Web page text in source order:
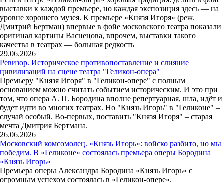
выставки к каждой премьере, но каждая экспозиция здесь — на
уровне хорошего музея. К премьере «Князя Игоря» (реж.
Дмитрий Бертман) впервые в фойе московского театра показали
оригинал картины Васнецова, впрочем, выставки такого
качества в театрах — большая редкость
29.06.2026
Ревизор. Историческое противопоставление и слияние
цивилизаций на сцене театра "Геликон-опера"
Премьеру "Князя Игоря" в "Геликон-опере" с полным
основанием можно считать событием историческим. И это при
том, что опера А. П. Бородина вполне репертуарная, шла, идёт и
будет идти во многих театрах. Но "Князь Игорь" в "Геликоне" –
случай особый. Во-первых, поставить "Князя Игоря" – старая
мечта Дмитрия Бертмана.
26.06.2026
Московский комсомолец. «Князь Игорь»: войско разбито, но мы
победим. В «Геликоне» состоялась премьера оперы Бородина
«Князь Игорь»
Премьера оперы Александра Бородина «Князь Игорь» с
огромным успехом состоялась в «Геликон-опере».